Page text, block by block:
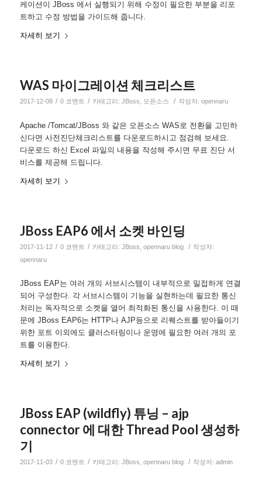
케이션이 JBoss 에서 실행되기 위해 수정이 필요한 부분을 리포
트하고 수정 방법을 가이드해 줍니다.
자세히 보기
WAS 마이그레이션 체크리스트
2017-12-08 / 0 코멘트 / 카테고리: JBoss, 오픈소스 / 작성자: opennaru
Apache /Tomcat/JBoss 와 같은 오픈소스 WAS로 전환을 고민하
신다면 사전진단체크리스트를 다운로드하시고 점검해 보세요.
다운로드 하신 Excel 파일의 내용을 작성해 주시면 무료 진단 서
비스를 제공해 드립니다.
자세히 보기
JBoss EAP6 에서 소켓 바인딩
2017-11-12 / 0 코멘트 / 카테고리: JBoss opennaru blog / 작성자:
opennaru
JBoss EAP는 여러 개의 서브시스템이 내부적으로 밀접하게 연결
되어 구성한다. 각 서브시스템이 기능을 실현하는데 필요한 통신
처리는 독자적으로 소켓을 열어 최적화된 통신을 사용한다. 이 때
문에 JBoss EAP6는 HTTP나 AJP등으로 리퀘스트를 받아들이기
위한 포트 이외에도 클러스터링이나 운영에 필요한 여러 개의 포
트를 이용한다.
자세히 보기
JBoss EAP (wildfly) 튜닝 – ajp
connector 에 대한 Thread Pool 생성하
기
2017-11-03 / 0 코멘트 / 카테고리: JBoss opennaru blog / 작성자: admin